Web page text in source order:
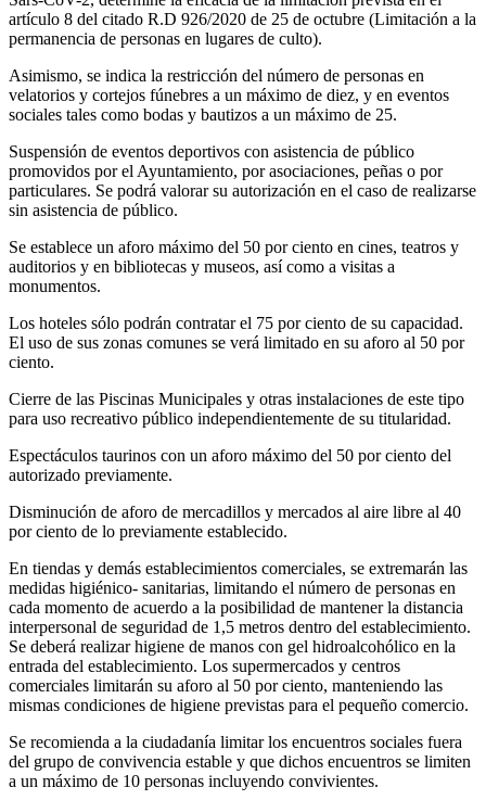
artículo 8 del citado R.D 926/2020 de 25 de octubre (Limitación a la
permanencia de personas en lugares de culto).
Asimismo, se indica la restricción del número de personas en
velatorios y cortejos fúnebres a un máximo de diez, y en eventos
sociales tales como bodas y bautizos a un máximo de 25.
Suspensión de eventos deportivos con asistencia de público
promovidos por el Ayuntamiento, por asociaciones, peñas o por
particulares. Se podrá valorar su autorización en el caso de realizarse
sin asistencia de público.
Se establece un aforo máximo del 50 por ciento en cines, teatros y
auditorios y en bibliotecas y museos, así como a visitas a
monumentos.
Los hoteles sólo podrán contratar el 75 por ciento de su capacidad.
El uso de sus zonas comunes se verá limitado en su aforo al 50 por
ciento.
Cierre de las Piscinas Municipales y otras instalaciones de este tipo
para uso recreativo público independientemente de su titularidad.
Espectáculos taurinos con un aforo máximo del 50 por ciento del
autorizado previamente.
Disminución de aforo de mercadillos y mercados al aire libre al 40
por ciento de lo previamente establecido.
En tiendas y demás establecimientos comerciales, se extremarán las
medidas higiénico- sanitarias, limitando el número de personas en
cada momento de acuerdo a la posibilidad de mantener la distancia
interpersonal de seguridad de 1,5 metros dentro del establecimiento.
Se deberá realizar higiene de manos con gel hidroalcohólico en la
entrada del establecimiento. Los supermercados y centros
comerciales limitarán su aforo al 50 por ciento, manteniendo las
mismas condiciones de higiene previstas para el pequeño comercio.
Se recomienda a la ciudadanía limitar los encuentros sociales fuera
del grupo de convivencia estable y que dichos encuentros se limiten
a un máximo de 10 personas incluyendo convivientes.